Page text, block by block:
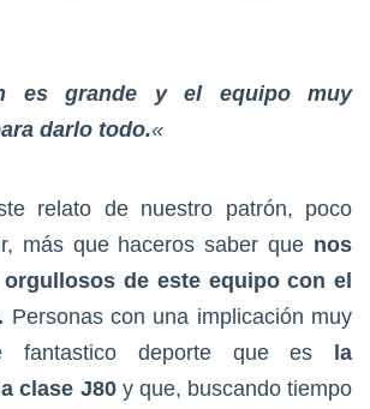
es grande y el equipo muy
darlo todo.«
relato de nuestro patrón, poco
más que haceros saber que nos
de este equipo con el
Personas con una implicación muy
fantastico deporte que es
la
clase J80y que, buscando tiempo